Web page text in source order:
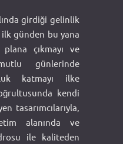
girdiği gelinlik
günden bu yana
çıkmayı ve
günlerinde
katmayı ilke
kendi
tasarımcılarıyla,
alanında ve
ile kaliteden